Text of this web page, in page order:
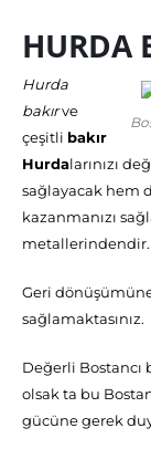
HURDA
Hurda
bakırve
çeşitli bakır
Hurdalarınızı
sağlayacak hem
kazanmanızı
metallerindendir.
Geri
sağlamaktasınız.
Değerli
olsak ta bu
gücüne gerek